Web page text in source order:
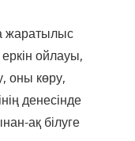
жаратылыс
ойлауы,
оны көру,
денесінде
ақ білуге